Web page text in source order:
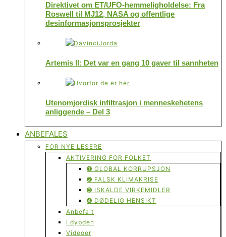
Direktivet om ET/UFO-hemmeligholdelse: Fra
Roswell til MJ12, NASA og offentlige
desinformasjonsprosjekter
Artemis II: Det var en gang 10 gaver til sannheten
Utenomjordisk infiltrasjon i menneskehetens
anliggende – Del 3
ANBEFALES
FOR NYE LESERE
AKTIVERING FOR FOLKET
➊ GLOBAL KORRUPSJON
➋ FALSK KLIMAKRISE
➌ ISKALDE VIRKEMIDLER
➍ DØDELIG HENSIKT
Anbefalt
I dybden
Videoer